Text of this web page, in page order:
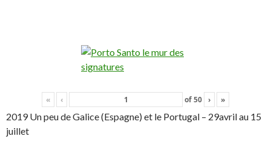
« ‹ of50 › »
2019 Un peu de Galice (Espagne) et le Portugal – 29avril au 15
juillet